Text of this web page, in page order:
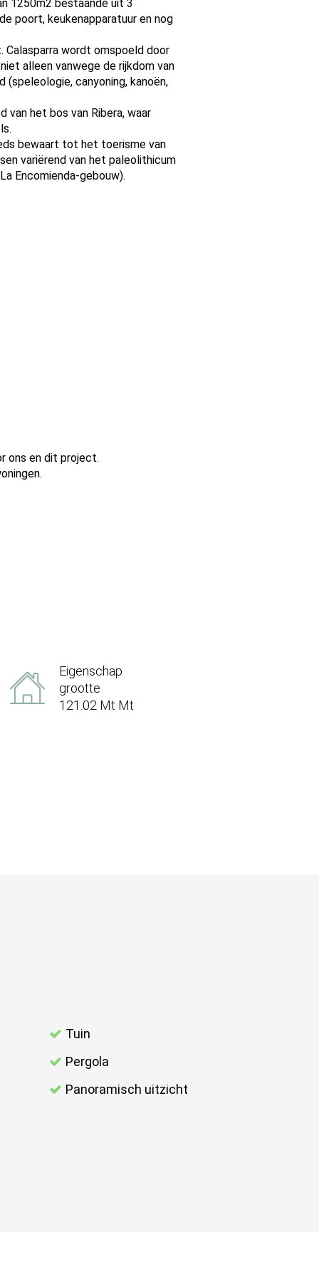
1250m2 bestaande uit 3
poort, keukenapparatuur en nog
Calasparra wordt omspoeld door
alleen vanwege de rijkdom van
canyoning, kanoën,
van het bos van Ribera, waar
bewaart tot het toerisme van
variërend van het paleolithicum
Encomienda-gebouw).
ons en dit project.
Eigenschap
grootte
121.02 Mt Mt
Tuin
Pergola
Panoramisch uitzicht